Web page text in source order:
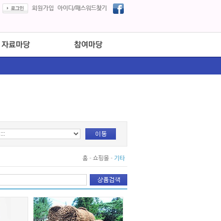
홈 - 쇼핑몰 - 기타